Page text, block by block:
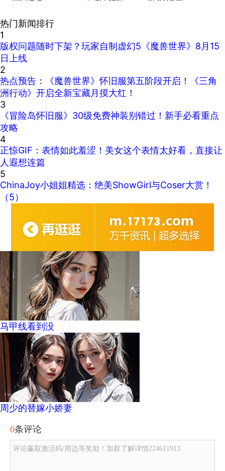
热门新闻排行
1
版权问题随时下架？玩家自制虚幻5《魔兽世界》8月15
日上线
2
热点预告：《魔兽世界》怀旧服第五阶段开启！《三角
洲行动》开启全新宝藏月摸大红！
3
《冒险岛怀旧服》30级免费神装别错过！新手必看重点
攻略
4
正惊GIF：表情如此羞涩！美女这个表情太好看，直接让
人遐想连篇
5
ChinaJoy小姐姐精选：绝美ShowGirl与Coser大赏！
（5）
马甲线看到没
周少的替嫁小娇妻
0条评论
评论赢取激活码/周边等奖励！加群了解详情224611913